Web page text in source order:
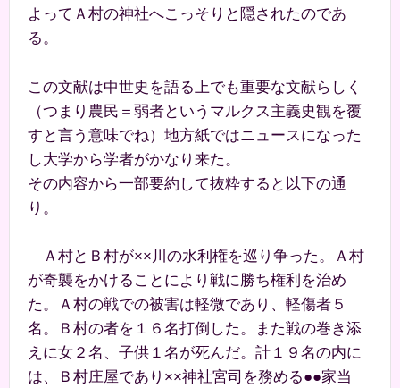
よってＡ村の神社へこっそりと隠されたのであ
る。
この文献は中世史を語る上でも重要な文献らしく
（つまり農民＝弱者というマルクス主義史観を覆
すと言う意味でね）地方紙ではニュースになった
し大学から学者がかなり来た。
その内容から一部要約して抜粋すると以下の通
り。
「Ａ村とＢ村が××川の水利権を巡り争った。Ａ村
が奇襲をかけることにより戦に勝ち権利を治め
た。Ａ村の戦での被害は軽微であり、軽傷者５
名。Ｂ村の者を１６名打倒した。また戦の巻き添
えに女２名、子供１名が死んだ。計１９名の内に
は、Ｂ村庄屋であり××神社宮司を務める●●家当